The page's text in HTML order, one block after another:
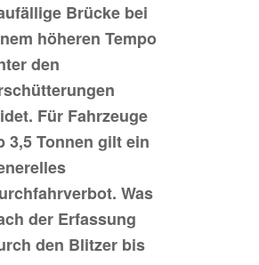
PDF
webPDF
Brücke bei
höheren Tempo
den
Für Fahrzeuge
3,5 Tonnen gilt ein
Was
der Erfassung
den Blitzer bis